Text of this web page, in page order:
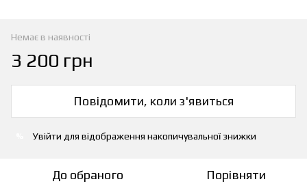
Немає в наявності
3 200 грн
Повідомити, коли з'явиться
Увійти для відображення накопичувальної знижки
До обраного Порівняти